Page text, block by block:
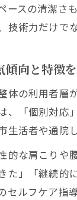
スの清潔さ
技術力だけで
向と特徴
体の利用者層
、「個別対応
生活者や通院
的な肩こりや
た」「継続的
セルフケア指